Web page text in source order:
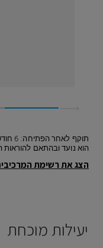
הוא נועד ובהתאם להוראות
הצג את רשימת
יעילות מוכחת